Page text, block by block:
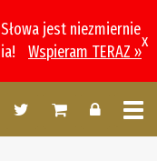
jest niezmiernie
Wspieram TERAZ »
x